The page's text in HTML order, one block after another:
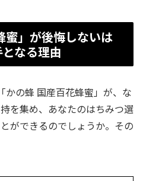
蜜」が後悔しないは
なる理由
かの蜂 国産百花蜂蜜」が、な
を集め、あなたのはちみつ選
ができるのでしょうか。その